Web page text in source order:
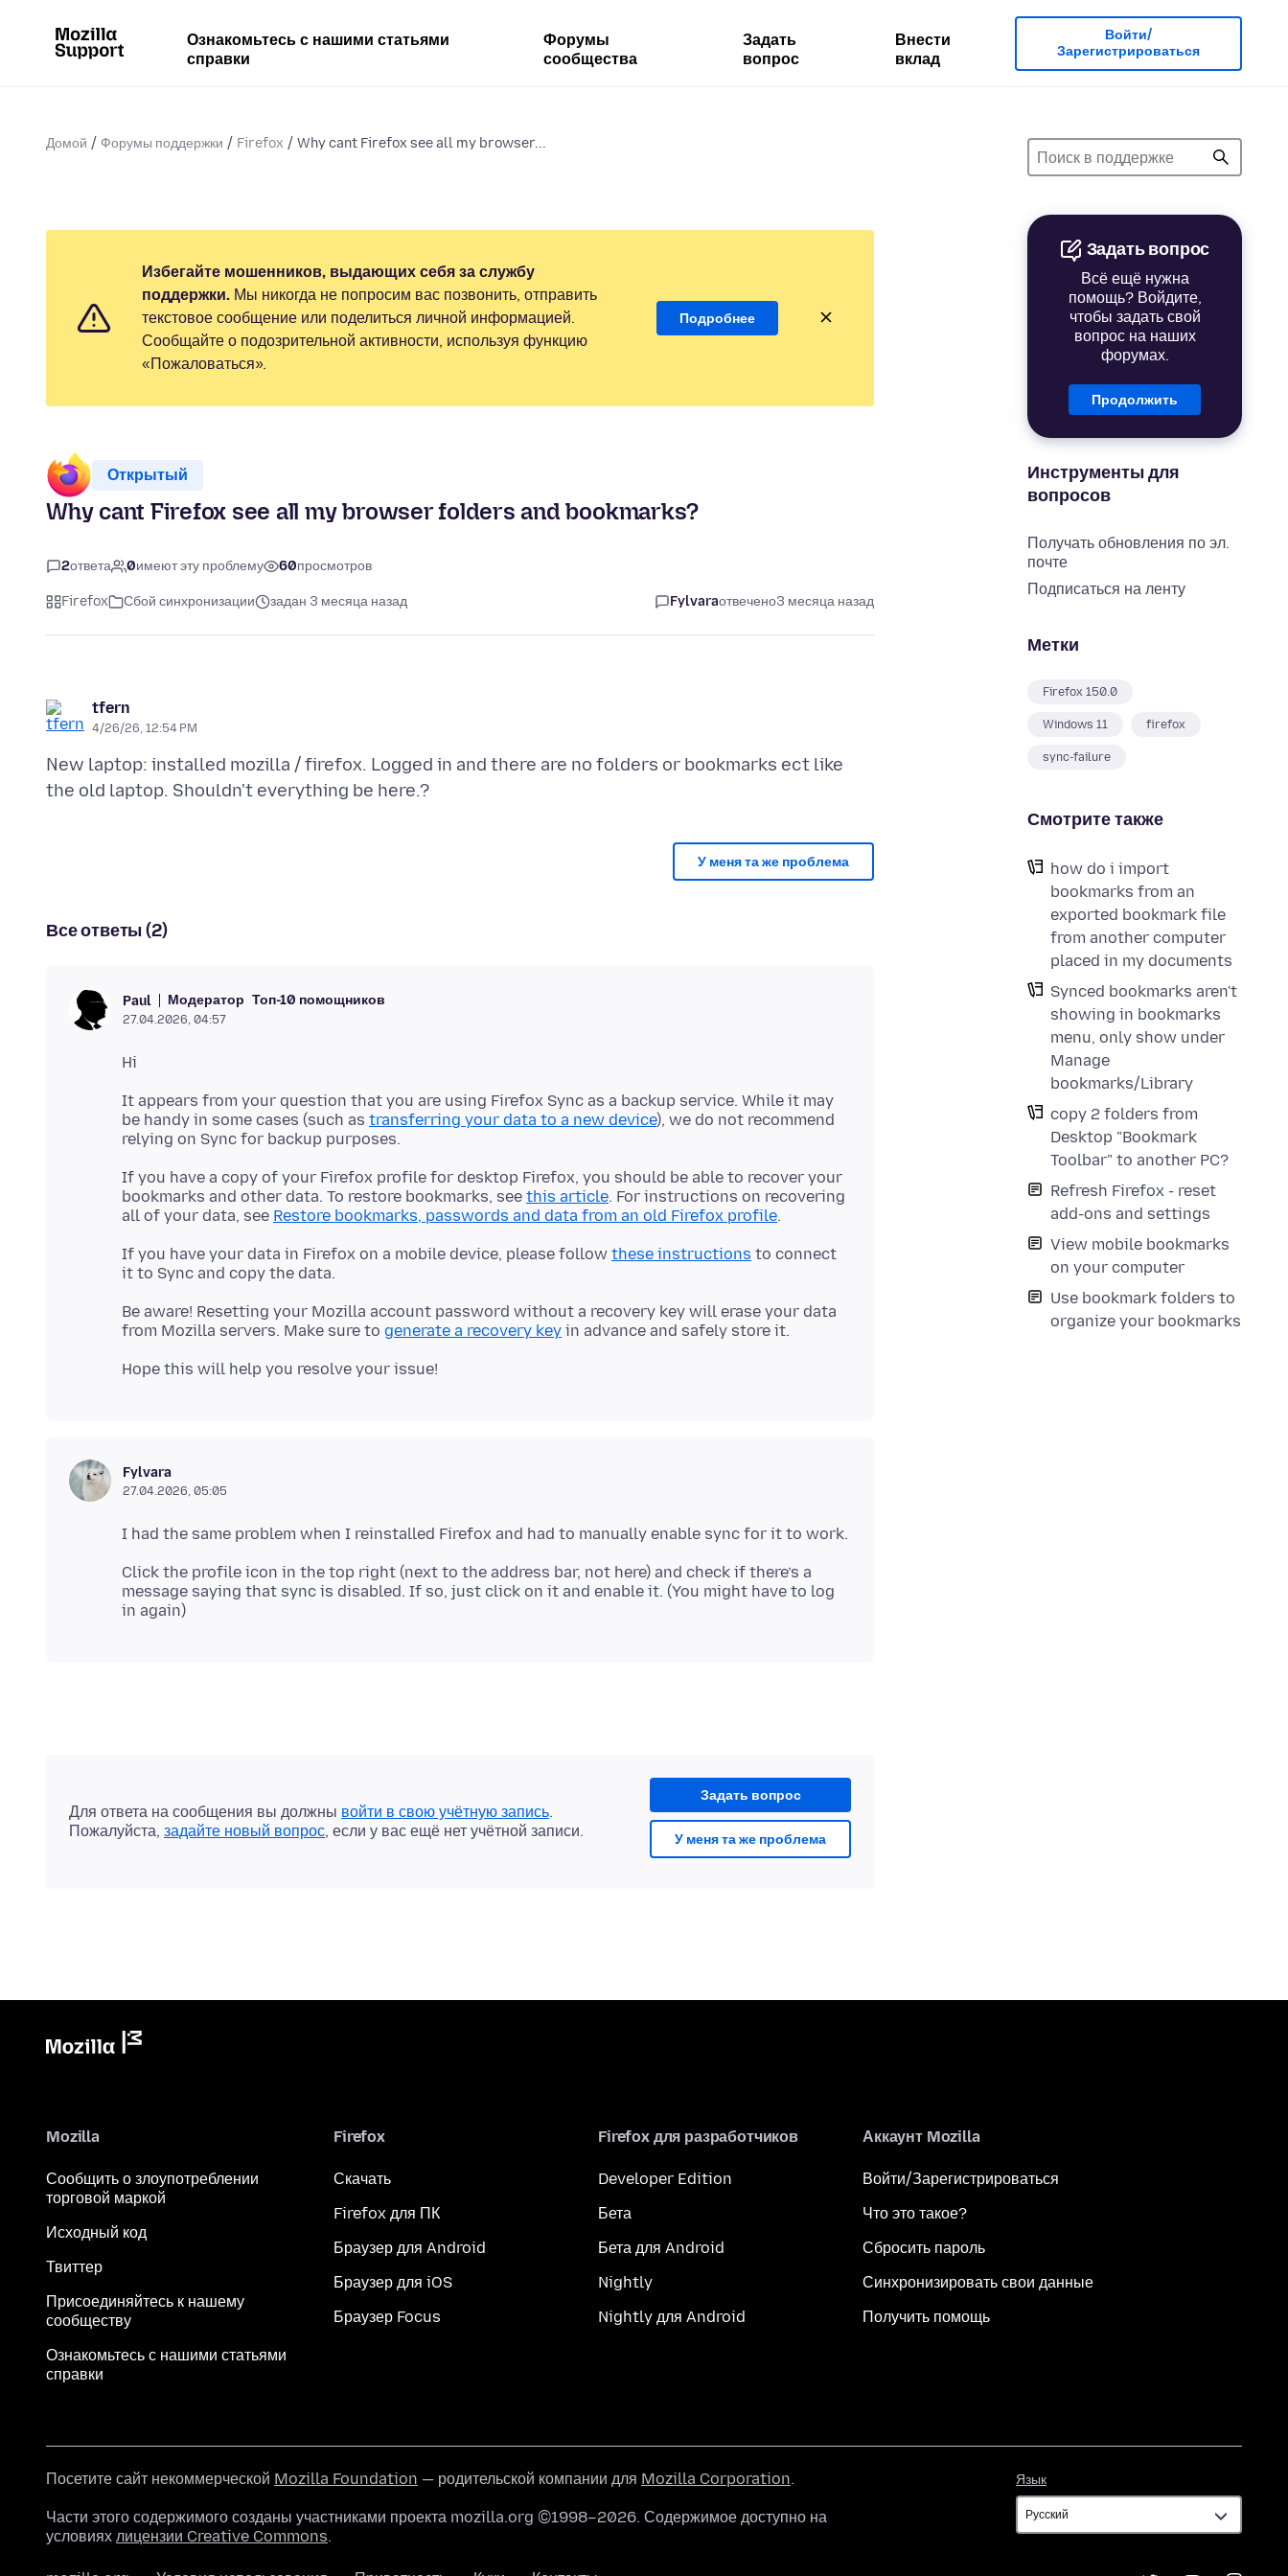
Ознакомьтесь с нашими статьями
справки
Форумы
сообщества
Задать
вопрос
Внести
вклад
Войти/
Зарегистрироваться
Домой Форумы поддержки Firefox Why cant Firefox see all my browser...
Задать вопрос
Всё ещё нужна
помощь? Войдите,
чтобы задать свой
вопрос на наших
форумах.
Продолжить
Инструменты для
вопросов
Получать обновления по эл.
почте
Подписаться на ленту
Метки
Firefox 150.0
Windows 11 firefox
sync-failure
Смотрите также
how do i import
bookmarks from an
exported bookmark file
from another computer
placed in my documents
Synced bookmarks aren't
showing in bookmarks
menu, only show under
Manage
bookmarks/Library
copy 2 folders from
Desktop "Bookmark
Toolbar" to another PC?
Refresh Firefox - reset
add-ons and settings
View mobile bookmarks
on your computer
Use bookmark folders to
organize your bookmarks
Избегайте мошенников, выдающих себя за службу
поддержки. Мы никогда не попросим вас позвонить, отправить
текстовое сообщение или поделиться личной информацией.
Сообщайте о подозрительной активности, используя функцию
«Пожаловаться».
Подробнее
Открытый
Why cant Firefox see all my browser folders and bookmarks?
2ответа 0имеют эту проблему 60просмотров
Firefox Сбой синхронизации задан 3 месяца назад Fylvaraотвечено3 месяца назад
tfern
4/26/26, 12:54 PM
New laptop: installed mozilla / firefox. Logged in and there are no folders or bookmarks ect like
У меня та же проблема
Все ответы (2)
Paul Модератор Топ-10 помощников
27.04.2026, 04:57
It appears from your question that you are using Firefox Sync as a backup service. While it may
be handy in some cases (such as transferring your data to a new device), we do not recommend
If you have a copy of your Firefox profile for desktop Firefox, you should be able to recover your
bookmarks and other data. To restore bookmarks, see this article. For instructions on recovering
all of your data, see Restore bookmarks, passwords and data from an old Firefox profile
If you have your data in Firefox on a mobile device, please follow these instructions to connect
Be aware! Resetting your Mozilla account password without a recovery key will erase your data
from Mozilla servers. Make sure to generate a recovery key
Fylvara
27.04.2026, 05:05
Click the profile icon in the top right (next to the address bar, not here) and check if there’s a
message saying that sync is disabled. If so, just click on it and enable it. (You might have to log
Задать вопрос
У меня та же проблема
Для ответа на сообщения вы должны войти в свою учётную запись.
Пожалуйста, задайте новый вопрос, если у вас ещё нет учётной записи.
Mozilla
Сообщить о злоупотреблении
торговой маркой
Исходный код
Твиттер
Присоединяйтесь к нашему
сообществу
Ознакомьтесь с нашими статьями
справки
Firefox
Скачать
Firefox для ПК
Браузер для Android
Браузер для iOS
Браузер Focus
Firefox для разработчиков
Developer Edition
Бета
Бета для Android
Nightly
Nightly для Android
Аккаунт Mozilla
Войти/Зарегистрироваться
Что это такое?
Сбросить пароль
Синхронизировать свои данные
Получить помощь
Язык
Посетите сайт некоммерческой Mozilla Foundation — родительской компании для Mozilla Corporation.
Части этого содержимого созданы участниками проекта mozilla.org ©1998–2026. Содержимое доступно на
условиях лицензии Creative Commons.